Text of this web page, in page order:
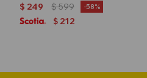
$ 249 $599 58
$ 212